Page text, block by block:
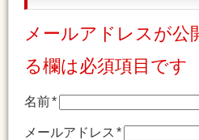
メールアドレスが
る欄は必須項目です
名前*
メールアドレス*